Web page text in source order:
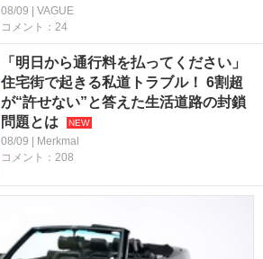
08/09 | VAGUE
コメント：24
「明日から通行料を払ってください」
住宅街で起きる私道トラブル！ 6割超
が“許せない”と答えた生活道路の封鎖
問題とは
08/09 | Merkmal
コメント：208